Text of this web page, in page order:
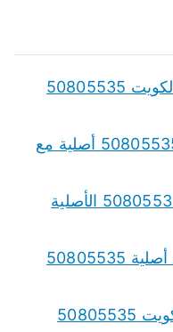
r
قطع غيار شانجان CHANGAN الكويت 50805535
قطع غيار دومي Domi الكويت 50805535 أصلية مع
قطع غيار جيلي Geely الكويت 50805535 الأصلية
قطع غيار جيتور Jetour بالكويت أصلية 50805535
قطع غيار بايك BAIC الأصلية بالكويت 50805535